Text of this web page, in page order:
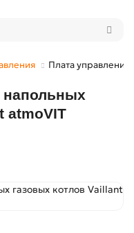
Плата
напольных
atmoVIT